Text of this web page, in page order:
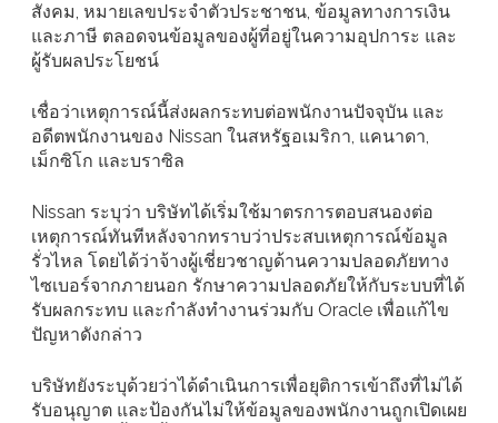
สังคม, หมายเลขประจำตัวประชาชน, ข้อมูลทางการเงิน
และภาษี ตลอดจนข้อมูลของผู้ที่อยู่ในความอุปการะ และ
ผู้รับผลประโยชน์
เชื่อว่าเหตุการณ์นี้ส่งผลกระทบต่อพนักงานปัจจุบัน และ
อดีตพนักงานของ Nissan ในสหรัฐอเมริกา, แคนาดา,
เม็กซิโก และบราซิล
Nissan ระบุว่า บริษัทได้เริ่มใช้มาตรการตอบสนองต่อ
เหตุการณ์ทันทีหลังจากทราบว่าประสบเหตุการณ์ข้อมูล
รั่วไหล โดยได้ว่าจ้างผู้เชี่ยวชาญด้านความปลอดภัยทาง
ไซเบอร์จากภายนอก รักษาความปลอดภัยให้กับระบบที่ได้
รับผลกระทบ และกำลังทำงานร่วมกับ Oracle เพื่อแก้ไข
ปัญหาดังกล่าว
บริษัทยังระบุด้วยว่าได้ดำเนินการเพื่อยุติการเข้าถึงที่ไม่ได้
รับอนุญาต และป้องกันไม่ให้ข้อมูลของพนักงานถูกเปิดเผย